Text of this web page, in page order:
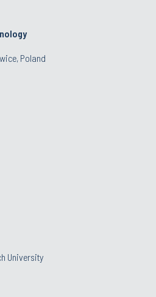
Poland
University